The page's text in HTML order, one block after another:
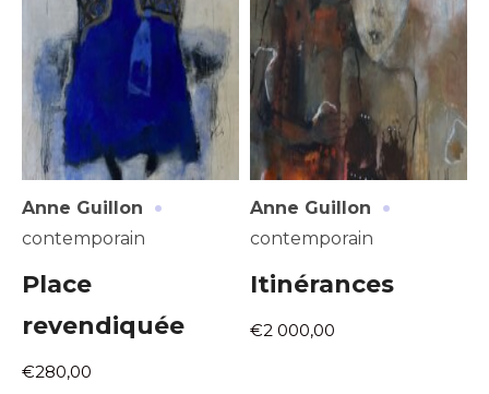
* Champ obligatoire
Statut / Organisation
J'accepte les termes et conditions
* Champ obligatoire
Anne Guillon ·
contemporain
Place
revendiquée
€280,00
Anne Guillon ·
contemporain
Itinérances
€2 000,00